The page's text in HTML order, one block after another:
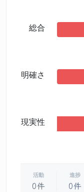
総合
明確さ
現実性
活動
0件
進捗
0件